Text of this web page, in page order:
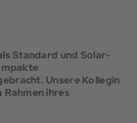
Standard und Solar-
Unsere Kollegin
ihres